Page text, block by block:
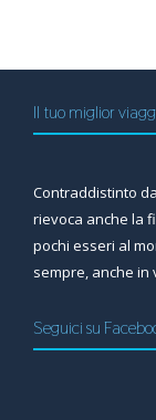
Il tuo miglior
Contraddistinto
rievoca anche la
pochi esseri al
sempre, anche in
Seguici su